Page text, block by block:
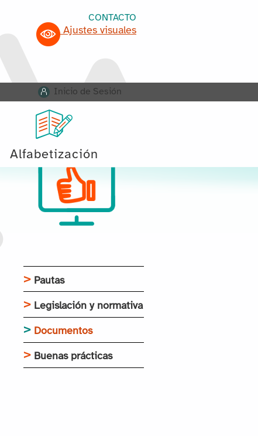
CONTACTO
Ajustes visuales
Inicio de Sesión
Alfabetización
Pautas
Legislación y normativa
Documentos
Buenas prácticas